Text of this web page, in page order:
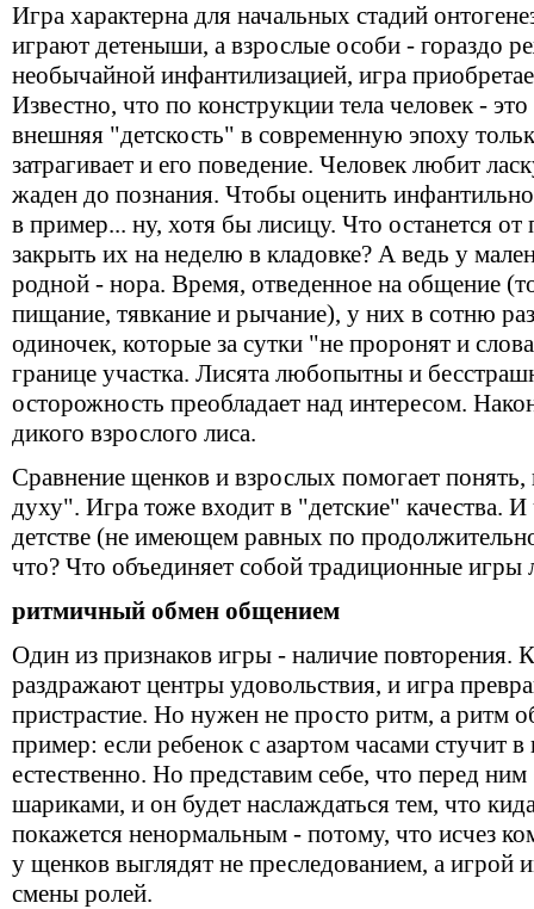
Игра характерна для начальных стадий
играют детеныши, а взрослые особи - гораздо
необычайной инфантилизацией, игра
Известно, что по конструкции тела человек -
внешняя "детскость" в современную эпоху
затрагивает и его поведение. Человек любит
жаден до познания. Чтобы оценить
в пример... ну, хотя бы лисицу. Что останется
закрыть их на неделю в кладовке? А ведь у
родной - нора. Время, отведенное на общение
пищание, тявкание и рычание), у них в сотню
одиночек, которые за сутки "не проронят и
границе участка. Лисята любопытны и
осторожность преобладает над интересом.
дикого взрослого лиса.
Сравнение щенков и взрослых помогает
духу". Игра тоже входит в "детские" качества. И
детстве (не имеющем равных по
что? Что объединяет собой традиционные
ритмичный обмен общением
Один из признаков игры - наличие повторения.
раздражают центры удовольствия, и игра
пристрастие. Но нужен не просто ритм, а ритм
пример: если ребенок с азартом часами стучит
естественно. Но представим себе, что перед ним
шариками, и он будет наслаждаться тем, что
покажется ненормальным - потому, что исчез
у щенков выглядят не преследованием, а игрой
смены ролей.